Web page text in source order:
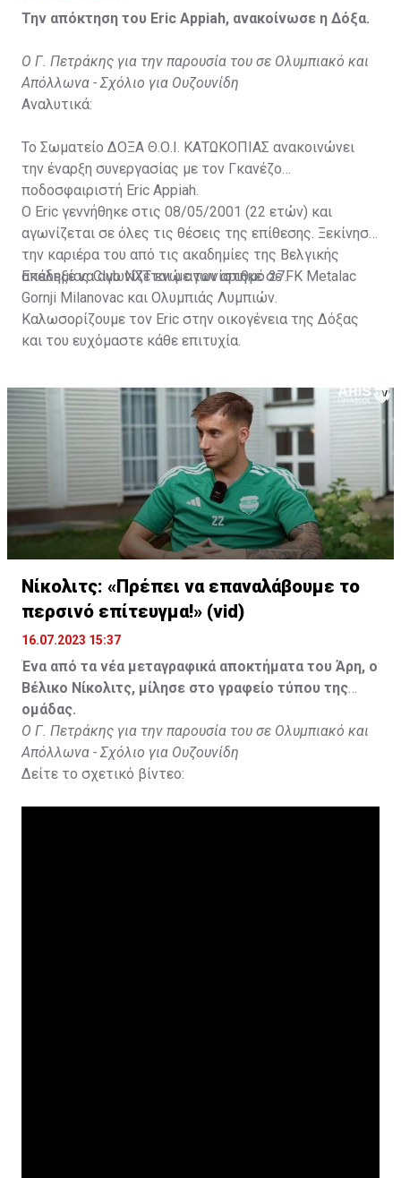
Την απόκτηση του Eric Appiah, ανακοίνωσε η Δόξα.
Ο Γ. Πετράκης για την παρουσία του σε Ολυμπιακό και
Απόλλωνα - Σχόλιο για Ουζουνίδη
Αναλυτικά:
Το Σωματείο ΔΟΞΑ Θ.Ο.Ι. ΚΑΤΩΚΟΠΙΑΣ ανακοινώνει
την έναρξη συνεργασίας με τον Γκανέζο
ποδοσφαιριστή Eric Appiah.
Ο Eric γεννήθηκε στις 08/05/2001 (22 ετών) και
αγωνίζεται σε όλες τις θέσεις της επίθεσης. Ξεκίνησε
την καριέρα του από τις ακαδημίες της Βελγικής
ακαδημίας Club NXT ενώ αγωνίστηκε σε FK Metalac
Gornji Milanovac και Ολυμπιάς Λυμπιών.
Επέλεξε να αγωνίζεται με τον αριθμό 27.
Καλωσορίζουμε τον Eric στην οικογένεια της Δόξας
και του ευχόμαστε κάθε επιτυχία.
Νίκολιτς: «Πρέπει να επαναλάβουμε το
περσινό επίτευγμα!» (vid)
16.07.2023 15:37
Ένα από τα νέα μεταγραφικά αποκτήματα του Άρη, ο
Βέλικο Νίκολιτς, μίλησε στο γραφείο τύπου της
ομάδας.
Ο Γ. Πετράκης για την παρουσία του σε Ολυμπιακό και
Απόλλωνα - Σχόλιο για Ουζουνίδη
Δείτε το σχετικό βίντεο: